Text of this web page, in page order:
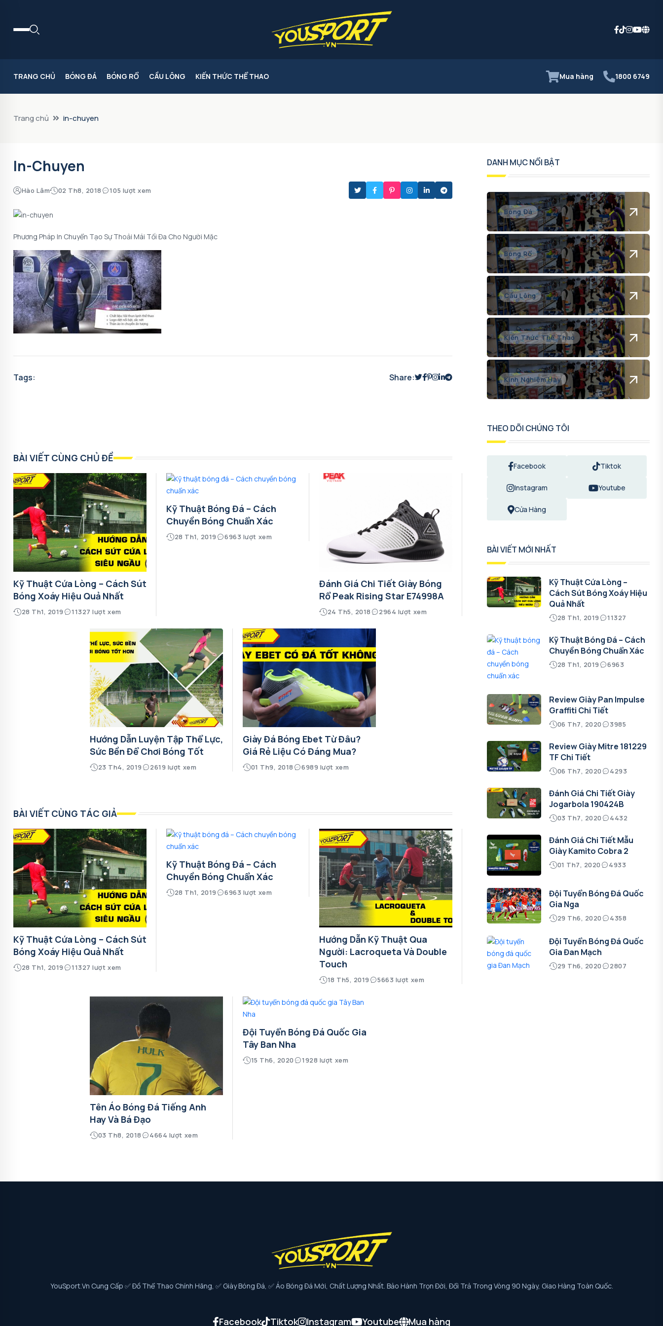
TRANG CHỦ BÓNG ĐÁ BÓNG RỔ CẦU LÔNG KIẾN THỨC THỂ THAO Mua hàng 1800 6749
Trang chủ in-chuyen
In-Chuyen
Hào Lâm 02 Th8, 2018 105 lượt xem
Phương Pháp In Chuyển Tạo Sự Thoải Mái Tối Đa Cho Người Mặc
Tags: Share:
BÀI VIẾT CÙNG CHỦ ĐỀ
Kỹ Thuật Cứa Lòng – Cách Sút
Bóng Xoáy Hiệu Quả Nhất
28 Th1, 2019 11327 lượt xem
Kỹ Thuật Bóng Đá – Cách
Chuyền Bóng Chuẩn Xác
28 Th1, 2019 6963 lượt xem
Đánh Giá Chi Tiết Giày Bóng
Rổ Peak Rising Star E74998A
24 Th5, 2018 2964 lượt xem
Hướng Dẫn Luyện Tập Thể Lực,
Sức Bền Để Chơi Bóng Tốt
23 Th4, 2019 2619 lượt xem
Giày Đá Bóng Ebet Từ Đâu?
Giá Rẻ Liệu Có Đáng Mua?
01 Th9, 2018 6989 lượt xem
BÀI VIẾT CÙNG TÁC GIẢ
Kỹ Thuật Cứa Lòng – Cách Sút
Bóng Xoáy Hiệu Quả Nhất
28 Th1, 2019 11327 lượt xem
Kỹ Thuật Bóng Đá – Cách
Chuyền Bóng Chuẩn Xác
28 Th1, 2019 6963 lượt xem
Hướng Dẫn Kỹ Thuật Qua
Người: Lacroqueta Và Double
Touch
18 Th5, 2019 5663 lượt xem
Tên Áo Bóng Đá Tiếng Anh
Hay Và Bá Đạo
03 Th8, 2018 4664 lượt xem
Đội Tuyển Bóng Đá Quốc Gia
Tây Ban Nha
15 Th6, 2020 1928 lượt xem
DANH MỤC NỔI BẬT
Bóng Đá
Bóng Rổ
Cầu Lông
Kiến Thức Thể Thao
Kinh Nghiệm Hay
THEO DÕI CHÚNG TÔI
Facebook Tiktok
Instagram Youtube
Cửa Hàng
BÀI VIẾT MỚI NHẤT
Kỹ Thuật Cứa Lòng –
Cách Sút Bóng Xoáy Hiệu
Quả Nhất
28 Th1, 2019 11327
Kỹ Thuật Bóng Đá – Cách
Chuyền Bóng Chuẩn Xác
28 Th1, 2019 6963
Review Giày Pan Impulse
Graffiti Chi Tiết
06 Th7, 2020 3985
Review Giày Mitre 181229
TF Chi Tiết
06 Th7, 2020 4293
Đánh Giá Chi Tiết Giày
Jogarbola 190424B
03 Th7, 2020 4432
Đánh Giá Chi Tiết Mẫu
Giày Kamito Cobra 2
01 Th7, 2020 4933
Đội Tuyển Bóng Đá Quốc
Gia Nga
29 Th6, 2020 4358
Đội Tuyển Bóng Đá Quốc
Gia Đan Mạch
29 Th6, 2020 2807
YouSport.vn Cung Cấp ✅ Đồ Thể Thao Chính Hãng, ✅ Giày Bóng Đá, ✅ Áo Bóng Đá Mới, Chất Lượng Nhất. Bảo Hành Trọn Đời, Đổi Trả Trong Vòng 90 Ngày, Giao Hàng Toàn Quốc.
Facebook Tiktok Instagram Youtube Mua hàng